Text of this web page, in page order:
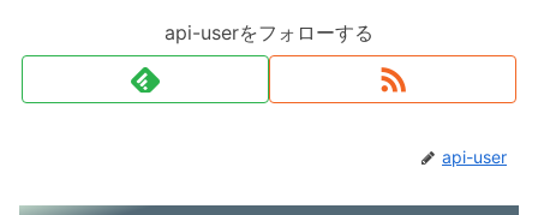
api-userをフォローする
api-user